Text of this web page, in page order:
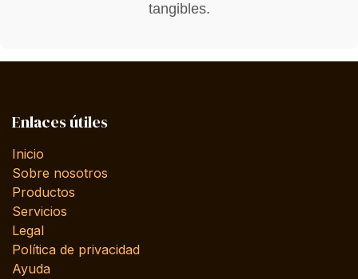
tangibles.
Enlaces útiles
Inicio
Sobre nosotros
Productos
Servicios
Legal
Política de privacidad
Ayuda